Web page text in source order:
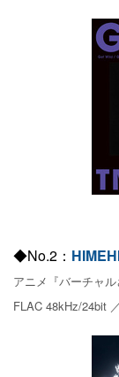
◆No.2：
アニメ『バーチャ
FLAC 48kHz/24bit